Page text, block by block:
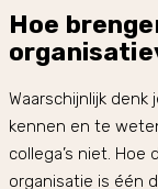
Hoe
Waarschijnlijk
kennen en te
collega’s niet. Hoe
organisatie is één